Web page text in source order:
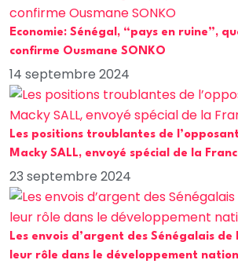
Economie: Sénégal, “pays en ruine”,
confirme Ousmane SONKO
14 septembre 2024
Les positions troublantes de
Macky SALL, envoyé spécial de la
23 septembre 2024
Les envois d’argent des Sénégalais
leur rôle dans le développement